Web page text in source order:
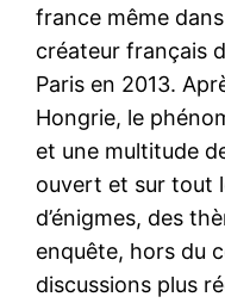
france même
créateur français
Paris en 2013.
Hongrie, le
et une multitude
ouvert et sur tout
d’énigmes, des
enquête, hors du
discussions plus